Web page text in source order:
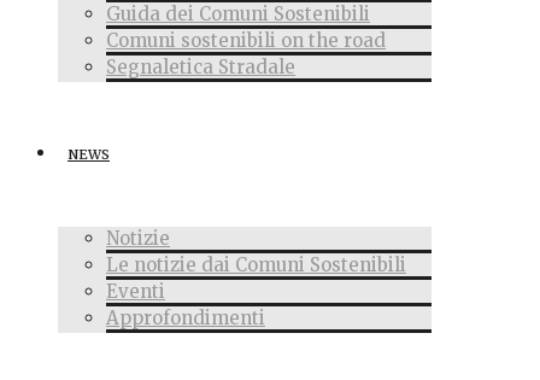
Guida dei Comuni Sostenibili
Comuni sostenibili on the road
Segnaletica Stradale
NEWS
Notizie
Le notizie dai Comuni Sostenibili
Eventi
Approfondimenti